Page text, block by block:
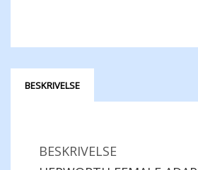
BESKRIVELSE
BESKRIVELSE